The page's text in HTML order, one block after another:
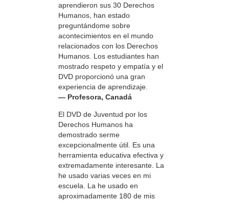
aprendieron sus 30 Derechos
Humanos, han estado
preguntándome sobre
acontecimientos en el mundo
relacionados con los Derechos
Humanos. Los estudiantes han
mostrado respeto y empatía y el
DVD proporcionó una gran
experiencia de aprendizaje.
— Profesora, Canadá
El DVD de Juventud por los
Derechos Humanos ha
demostrado serme
excepcionalmente útil. Es una
herramienta educativa efectiva y
extremadamente interesante. La
he usado varias veces en mi
escuela. La he usado en
aproximadamente 180 de mis